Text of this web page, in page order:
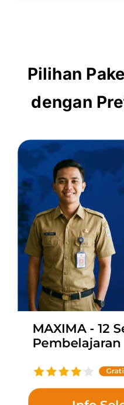
Pilihan
dengan